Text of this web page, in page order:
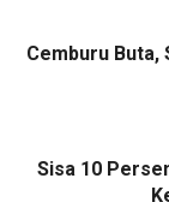
Cemburu Buta,
Sisa 10